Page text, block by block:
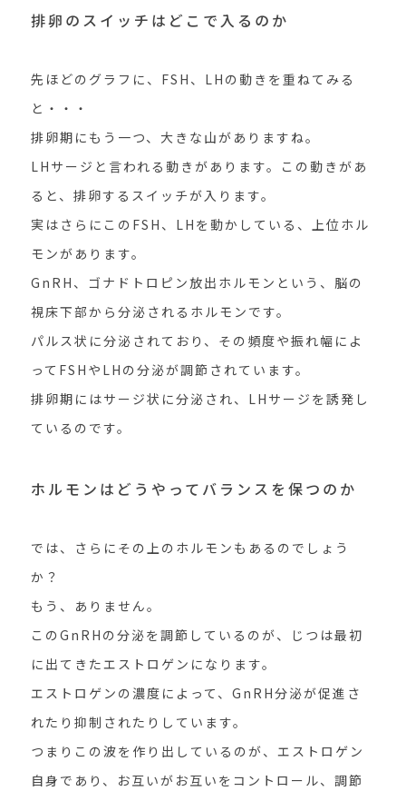
排卵のスイッチはどこで入るのか
先ほどのグラフに、FSH、LHの動きを重ねてみる
と・・・
排卵期にもう一つ、大きな山がありますね。
LHサージと言われる動きがあります。この動きがあ
ると、排卵するスイッチが入ります。
実はさらにこのFSH、LHを動かしている、上位ホル
モンがあります。
GnRH、ゴナドトロピン放出ホルモンという、脳の
視床下部から分泌されるホルモンです。
パルス状に分泌されており、その頻度や振れ幅によ
ってFSHやLHの分泌が調節されています。
排卵期にはサージ状に分泌され、LHサージを誘発し
ているのです。
ホルモンはどうやってバランスを保つのか
では、さらにその上のホルモンもあるのでしょう
か？
もう、ありません。
このGnRHの分泌を調節しているのが、じつは最初
に出てきたエストロゲンになります。
エストロゲンの濃度によって、GnRH分泌が促進さ
れたり抑制されたりしています。
つまりこの波を作り出しているのが、エストロゲン
自身であり、お互いがお互いをコントロール、調節